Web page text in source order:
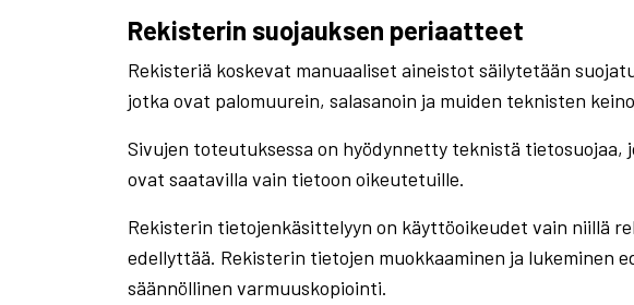
Rekisterin suojauksen periaatteet
Rekisteriä koskevat manuaaliset aineistot säilytetään
jotka ovat palomuurein, salasanoin ja muiden teknisten
Sivujen toteutuksessa on hyödynnetty teknistä
ovat saatavilla vain tietoon oikeutetuille.
Rekisterin tietojenkäsittelyyn on käyttöoikeudet vain niillä
edellyttää. Rekisterin tietojen muokkaaminen ja
säännöllinen varmuuskopiointi.